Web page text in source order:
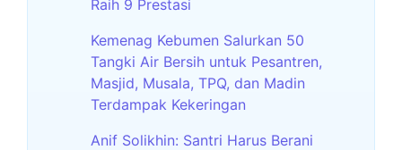
Raih 9 Prestasi
Kemenag Kebumen Salurkan 50
Tangki Air Bersih untuk Pesantren,
Masjid, Musala, TPQ, dan Madin
Terdampak Kekeringan
Anif Solikhin: Santri Harus Berani